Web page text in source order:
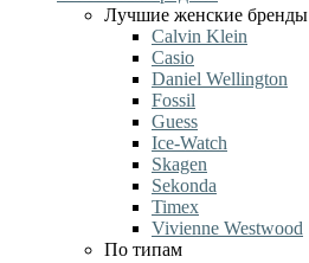
Лучшие женские бренды
Calvin Klein
Casio
Daniel Wellington
Fossil
Guess
Ice-Watch
Skagen
Sekonda
Timex
Vivienne Westwood
По типам